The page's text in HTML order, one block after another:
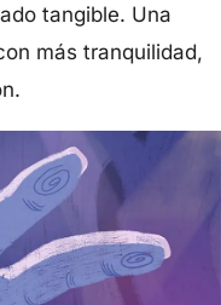
tangible. Una
más tranquilidad,